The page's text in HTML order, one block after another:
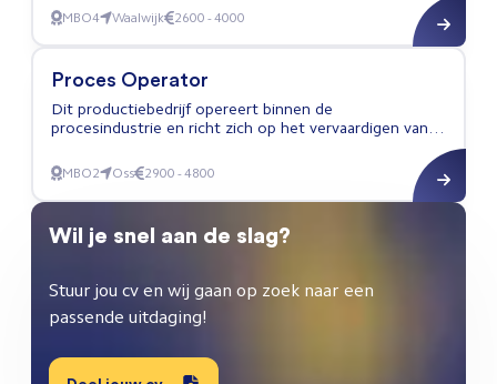
klanten in meerdere markten en streeft naar continue
verbetering en efficiëntie.
MBO4 Waalwijk 2600 - 4000
Proces Operator 4 Ploegen
Proces Operator
Dit productiebedrijf opereert binnen de
procesindustrie en richt zich op het vervaardigen van
volgens strikte kwaliteits- en veiligheidsnormen en
zoekt een Proces Operator die productieprocessen
zelfstandig kan voorbereiden en uitvoeren.
MBO2 Oss 2900 - 4800
Proces Operator
Wil je snel aan de slag?
Stuur jou cv en wij gaan op zoek naar een
passende uitdaging!